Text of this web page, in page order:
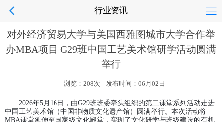
行业资讯
对外经济贸易大学与美国西雅图城市大学合作举
办MBA项目 G29班中国工艺美术馆研学活动圆满
举行
浏览：208次 发布时间：06月02日
2026年5月16日，由G29班班委牵头组织的第二课堂系列活动走进
中国工艺美术馆（中国非物质文化遗产馆）圆满举行。本次活动将
MBA课堂延伸至国家级文化殿堂，实现了文化研学与班级建设的有机